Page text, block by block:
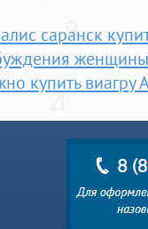
саранск
купить виагру